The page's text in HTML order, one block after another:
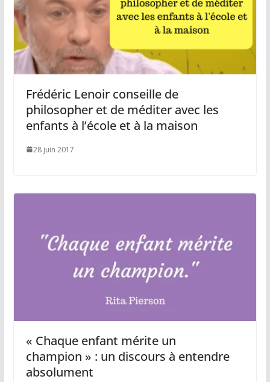
Frédéric Lenoir conseille de
philosopher et de méditer avec les
enfants à l’école et à la maison
28 juin 2017
« Chaque enfant mérite un
champion » : un discours à entendre
absolument